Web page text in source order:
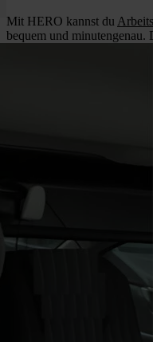
Mit HERO kannst du
bequem und
ergänzen, kann exakt
benötigt wurde. Zudem
Materialien verarbeitet
im Anschluss auch auf der
besteht die Möglichkeit, die
Excel- oder CSV-Datei zu